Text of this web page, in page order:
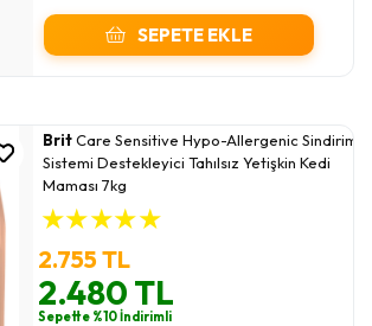
SEPETE EKLE
BritCare Sensitive Hypo-Allergenic Sindirim
Sistemi Destekleyici Tahılsız Yetişkin Kedi
Maması 7kg
★★★★★
2.755 TL
2.480 TL
Sepette %10 İndirimli